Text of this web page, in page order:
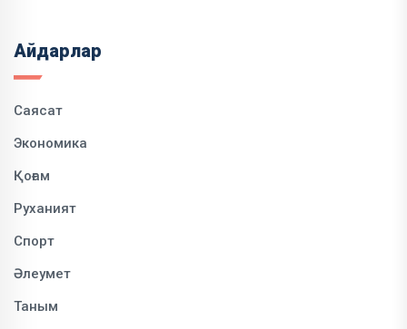
Айдарлар
Саясат
Экономика
Қоғам
Руханият
Спорт
Әлеумет
Таным